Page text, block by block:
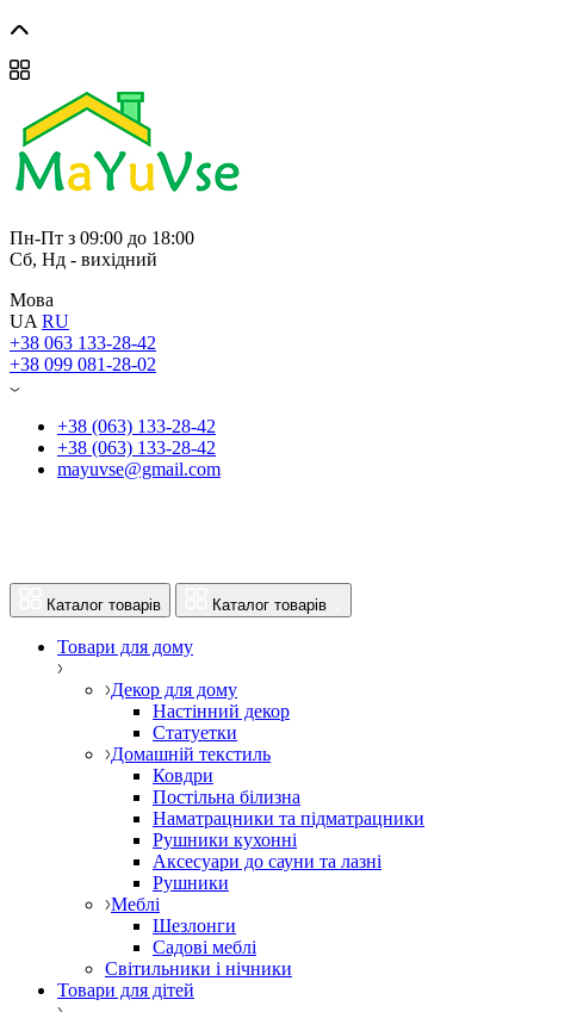
Пн-Пт з 09:00 до 18:00
Сб, Нд - вихідний
Мова
UA RU
+38 063 133-28-42
+38 099 081-28-02
+38 (063) 133-28-42
+38 (063) 133-28-42
mayuvse@gmail.com
Каталог товарів Каталог товарів
Товари для дому
Декор для дому
Настінний декор
Статуетки
Домашній текстиль
Ковдри
Постільна білизна
Наматрацники та підматрацники
Рушники кухонні
Аксесуари до сауни та лазні
Рушники
Меблі
Шезлонги
Садові меблі
Світильники і нічники
Товари для дітей
Перегляд
Перегляд
Перегляд
Перегляд
Перегляд
Перегляд
Перегляд
Перегляд